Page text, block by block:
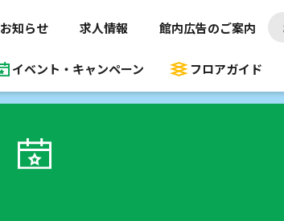
お知らせ 求人情報 館内広告のご案内
イベント・キャンペーン フロアガイド